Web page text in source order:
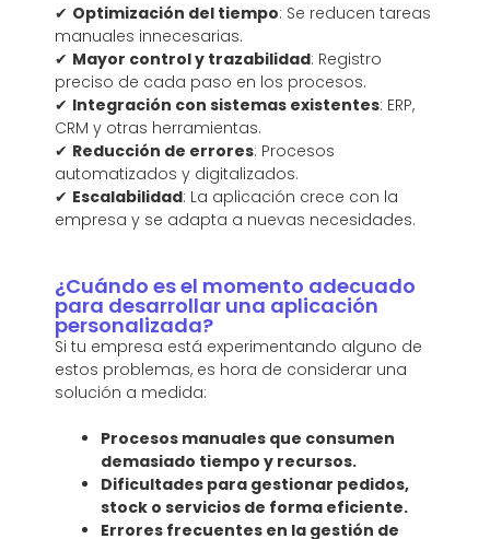
✔ Optimización del tiempo: Se reducen tareas
manuales innecesarias.
✔ Mayor control y trazabilidad: Registro
preciso de cada paso en los procesos.
✔ Integración con sistemas existentes: ERP,
CRM y otras herramientas.
✔ Reducción de errores: Procesos
automatizados y digitalizados.
✔ Escalabilidad: La aplicación crece con la
empresa y se adapta a nuevas necesidades.
¿Cuándo es el momento adecuado
para desarrollar una aplicación
personalizada?
Si tu empresa está experimentando alguno de
estos problemas, es hora de considerar una
solución a medida:
Procesos manuales que consumen
demasiado tiempo y recursos.
Dificultades para gestionar pedidos,
stock o servicios de forma eficiente.
Errores frecuentes en la gestión de